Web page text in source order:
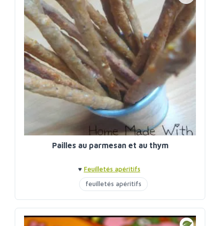
Pailles au parmesan et au thym
♥ Feuilletés apéritifs
feuilletés apéritifs